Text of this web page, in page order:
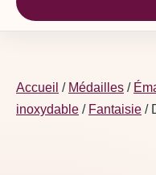
Accueil / Médailles /
inoxydable / Fantaisie /